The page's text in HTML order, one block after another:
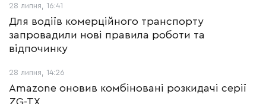
28 липня, 16:41
Для водіїв комерційного транспорту
запровадили нові правила роботи та
відпочинку
28 липня, 14:26
Amazone оновив комбіновані розкидачі серії
ZG-TX